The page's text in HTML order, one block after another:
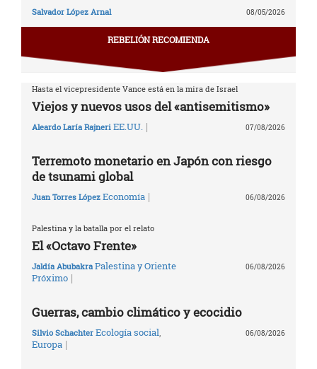
Salvador López Arnal 08/05/2026
REBELIÓN RECOMIENDA
Hasta el vicepresidente Vance está en la mira de Israel
Viejos y nuevos usos del «antisemitismo»
Aleardo Laría Rajneri EE.UU. | 07/08/2026
Terremoto monetario en Japón con riesgo
de tsunami global
Juan Torres López Economía | 06/08/2026
Palestina y la batalla por el relato
El «Octavo Frente»
Jaldía Abubakra Palestina y Oriente
Próximo |
06/08/2026
Guerras, cambio climático y ecocidio
Silvio Schachter Ecología social,
Europa |
06/08/2026